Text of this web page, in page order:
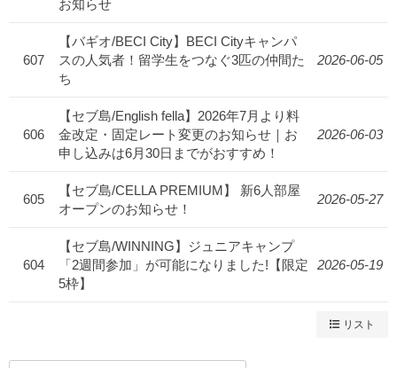
お知らせ
607
【バギオ/BECI City】BECI Cityキャンパ
スの人気者！留学生をつなぐ3匹の仲間た
ち
2026-06-05
606
【セブ島/English fella】2026年7月より料
金改定・固定レート変更のお知らせ｜お
申し込みは6月30日までがおすすめ！
2026-06-03
605
【セブ島/CELLA PREMIUM】 新6人部屋
オープンのお知らせ！
2026-05-27
604
【セブ島/WINNING】ジュニアキャンプ
「2週間参加」が可能になりました!【限定
5枠】
2026-05-19
リスト